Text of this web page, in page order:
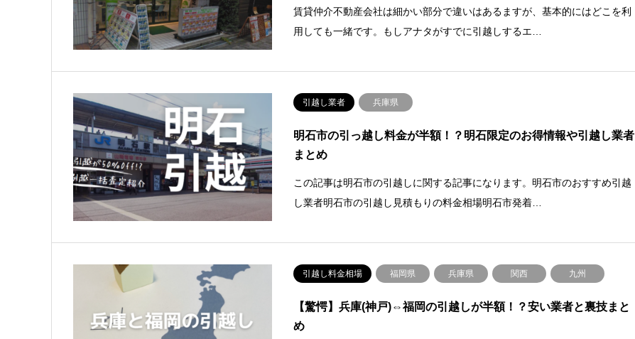
賃貸仲介不動産会社は細かい部分で違いはあるますが、基本的にはどこを利
用しても一緒です。もしアナタがすでに引越しするエ…
引越し業者 兵庫県
明石市の引っ越し料金が半額！？明石限定のお得情報や引越し業者
まとめ
この記事は明石市の引越しに関する記事になります。明石市のおすすめ引越
し業者明石市の引越し見積もりの料金相場明石市発着…
引越し料金相場 福岡県 兵庫県 関西 九州
【驚愕】兵庫(神戸)⇔福岡の引越しが半額！？安い業者と裏技まと
め